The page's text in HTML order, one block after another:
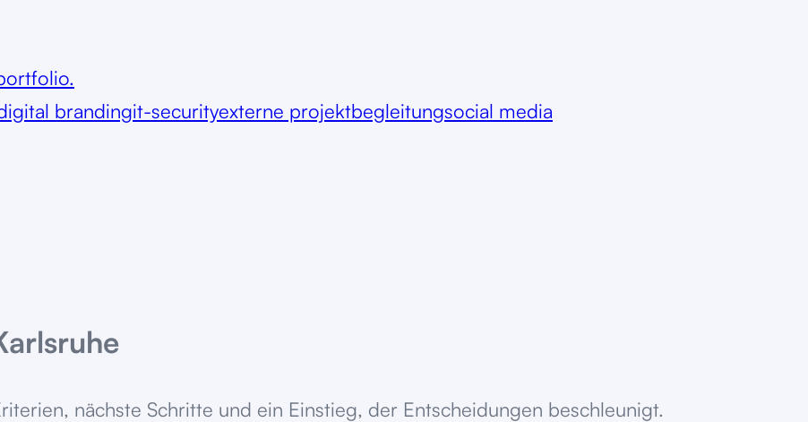
brandingit-securityexterne projektbegleitungsocial media
nächste Schritte und ein Einstieg, der Entscheidungen beschleunigt.